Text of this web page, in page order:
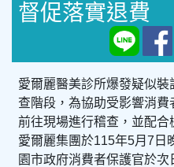
督促落實退費
愛爾麗醫美診所爆發疑似
查階段，為協助受影響消
前往現場進行稽查，並配合
愛爾麗集團於115年5月7日
園市政府消費者保護官於